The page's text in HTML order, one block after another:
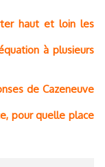
haut et loin les
à plusieurs
de Cazeneuve
pour quelle place